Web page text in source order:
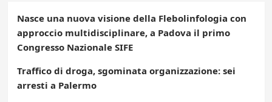
Nasce una nuova visione della Flebolinfologia con
approccio multidisciplinare, a Padova il primo
Congresso Nazionale SIFE
Traffico di droga, sgominata organizzazione: sei
arresti a Palermo